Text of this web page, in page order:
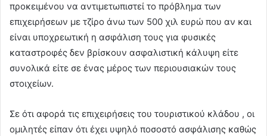
προκειμένου να αντιμετωπιστεί το πρόβλημα των
επιχειρήσεων με τζίρο άνω των 500 χιλ ευρώ που αν και
είναι υποχρεωτική η ασφάλιση τους για φυσικές
καταστροφές δεν βρίσκουν ασφαλιστική κάλυψη είτε
συνολικά είτε σε ένας μέρος των περιουσιακών τους
στοιχείων.
Σε ότι αφορά τις επιχειρήσεις του τουριστικού κλάδου , οι
ομιλητές είπαν ότι έχει υψηλό ποσοστό ασφάλισης καθώς